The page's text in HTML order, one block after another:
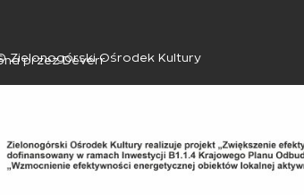
Zielonogórski Ośrodek Kultury
przez Deverr